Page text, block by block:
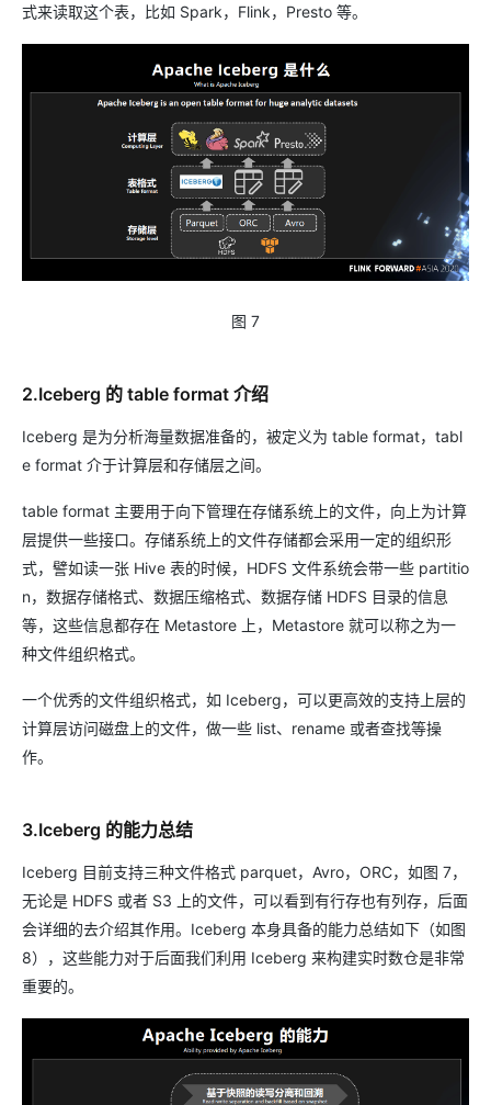
式来读取这个表，比如 Spark，Flink，Presto 等。
图 7
2.Iceberg 的 table format 介绍
Iceberg 是为分析海量数据准备的，被定义为 table format，tabl
e format 介于计算层和存储层之间。
table format 主要用于向下管理在存储系统上的文件，向上为计算
层提供一些接口。存储系统上的文件存储都会采用一定的组织形
式，譬如读一张 Hive 表的时候，HDFS 文件系统会带一些 partitio
n，数据存储格式、数据压缩格式、数据存储 HDFS 目录的信息
等，这些信息都存在 Metastore 上，Metastore 就可以称之为一
种文件组织格式。
一个优秀的文件组织格式，如 Iceberg，可以更高效的支持上层的
计算层访问磁盘上的文件，做一些 list、rename 或者查找等操
作。
3.Iceberg 的能力总结
Iceberg 目前支持三种文件格式 parquet，Avro，ORC，如图 7，
无论是 HDFS 或者 S3 上的文件，可以看到有行存也有列存，后面
会详细的去介绍其作用。Iceberg 本身具备的能力总结如下（如图
8），这些能力对于后面我们利用 Iceberg 来构建实时数仓是非常
重要的。